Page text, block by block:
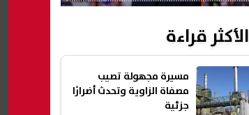
الأكثر قراءة
مسيرة مجهولة تصيب
مصفاة الزاوية وتحدث أضرارًا
جزئية